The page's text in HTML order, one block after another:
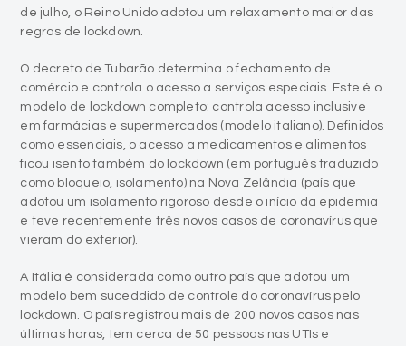
de julho, o Reino Unido adotou um relaxamento maior das
regras de lockdown.
O decreto de Tubarão determina o fechamento de
comércio e controla o acesso a serviços especiais. Este é o
modelo de lockdown completo: controla acesso inclusive
em farmácias e supermercados (modelo italiano). Definidos
como essenciais, o acesso a medicamentos e alimentos
ficou isento também do lockdown (em português traduzido
como bloqueio, isolamento) na Nova Zelândia (país que
adotou um isolamento rigoroso desde o início da epidemia
e teve recentemente três novos casos de coronavírus que
vieram do exterior).
A Itália é considerada como outro país que adotou um
modelo bem suceddido de controle do coronavírus pelo
lockdown. O país registrou mais de 200 novos casos nas
últimas horas, tem cerca de 50 pessoas nas UTIs e